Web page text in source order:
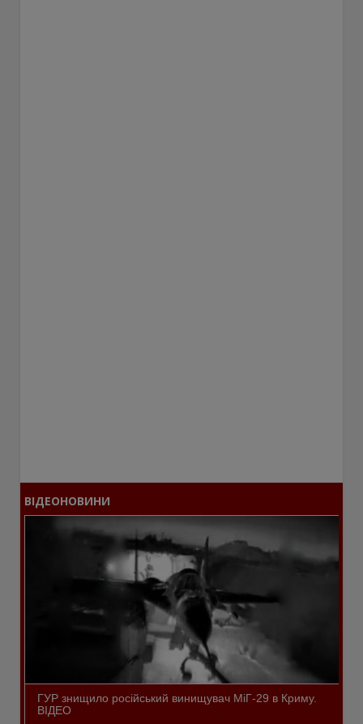
ВІДЕОНОВИНИ
ГУР знищило російський винищувач МіГ-29 в Криму.
ВІДЕО